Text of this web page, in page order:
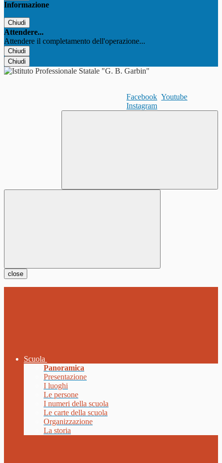
Informazione
Chiudi
Attendere...
Attendere il completamento dell'operazione...
Chiudi
Chiudi
Facebook Youtube
Instagram
close
Scuola
Panoramica
Presentazione
I luoghi
Le persone
I numeri della scuola
Le carte della scuola
Organizzazione
La storia